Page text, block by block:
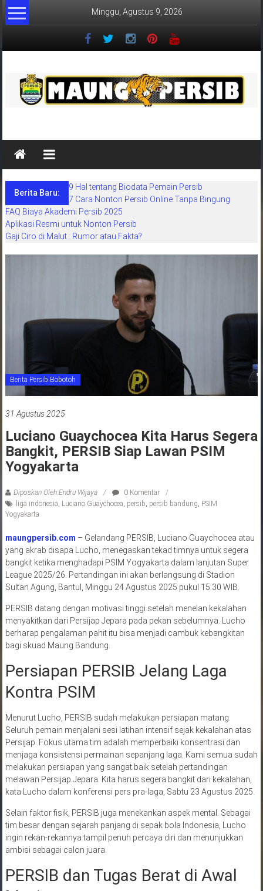
Lompat
ke
Minggu, Agustus 9, 2026
Maung
Persib
situs
berita
khusus
sepakbola
Berita Baru:
9 Hal tentang Biodata Pemain Persib
7 Cara Nonton Persib Online Tanpa Bingung
FAQ Biaya Akademi Persib 2025
Aplikasi Resmi untuk Nonton Persib
Gaji Ciro di Malut : Rumor atau Fakta?
Berita Persib Bobotoh
31 Agustus 2025
Luciano Guaychocea Kita Harus Segera
Bangkit, PERSIB Siap Lawan PSIM
Yogyakarta
Diposkan Oleh:Endru Wijaya
0 Komentar
liga indonesia Luciano Guaychocea persib persib bandung PSIM
Yogyakarta
maungpersib.com – Gelandang PERSIB, Luciano Guaychocea atau
yang akrab disapa Lucho, menegaskan tekad timnya untuk segera
bangkit ketika menghadapi PSIM Yogyakarta dalam lanjutan Super
League 2025/26. Pertandingan ini akan berlangsung di Stadion
Sultan Agung, Bantul, Minggu 24 Agustus 2025 pukul 15.30 WIB.
PERSIB datang dengan motivasi tinggi setelah menelan kekalahan
menyakitkan dari Persijap Jepara pada pekan sebelumnya. Lucho
berharap pengalaman pahit itu bisa menjadi cambuk kebangkitan
bagi skuad Maung Bandung.
Persiapan PERSIB Jelang Laga
Kontra PSIM
Menurut Lucho, PERSIB sudah melakukan persiapan matang.
Seluruh pemain menjalani sesi latihan intensif sejak kekalahan atas
Persijap. Fokus utama tim adalah memperbaiki konsentrasi dan
menjaga konsistensi permainan sepanjang laga. Kami semua sudah
melakukan persiapan yang sangat baik setelah pertandingan
melawan Persijap Jepara. Kita harus segera bangkit dari kekalahan,
kata Lucho dalam konferensi pers pra-laga, Sabtu 23 Agustus 2025.
Selain faktor fisik, PERSIB juga menekankan aspek mental. Sebagai
tim besar dengan sejarah panjang di sepak bola Indonesia, Lucho
ingin rekan-rekannya tampil penuh percaya diri dan menunjukkan
ambisi sebagai calon juara.
PERSIB dan Tugas Berat di Awal